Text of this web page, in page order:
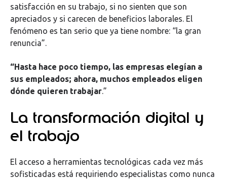
satisfacción en su trabajo, si no sienten que son
apreciados y si carecen de beneficios laborales. El
fenómeno es tan serio que ya tiene nombre: “la gran
renuncia”.
“Hasta hace poco tiempo, las empresas elegían a
sus empleados; ahora, muchos empleados eligen
dónde quieren trabajar.”
La transformación digital y
el trabajo
El acceso a herramientas tecnológicas cada vez más
sofisticadas está requiriendo especialistas como nunca